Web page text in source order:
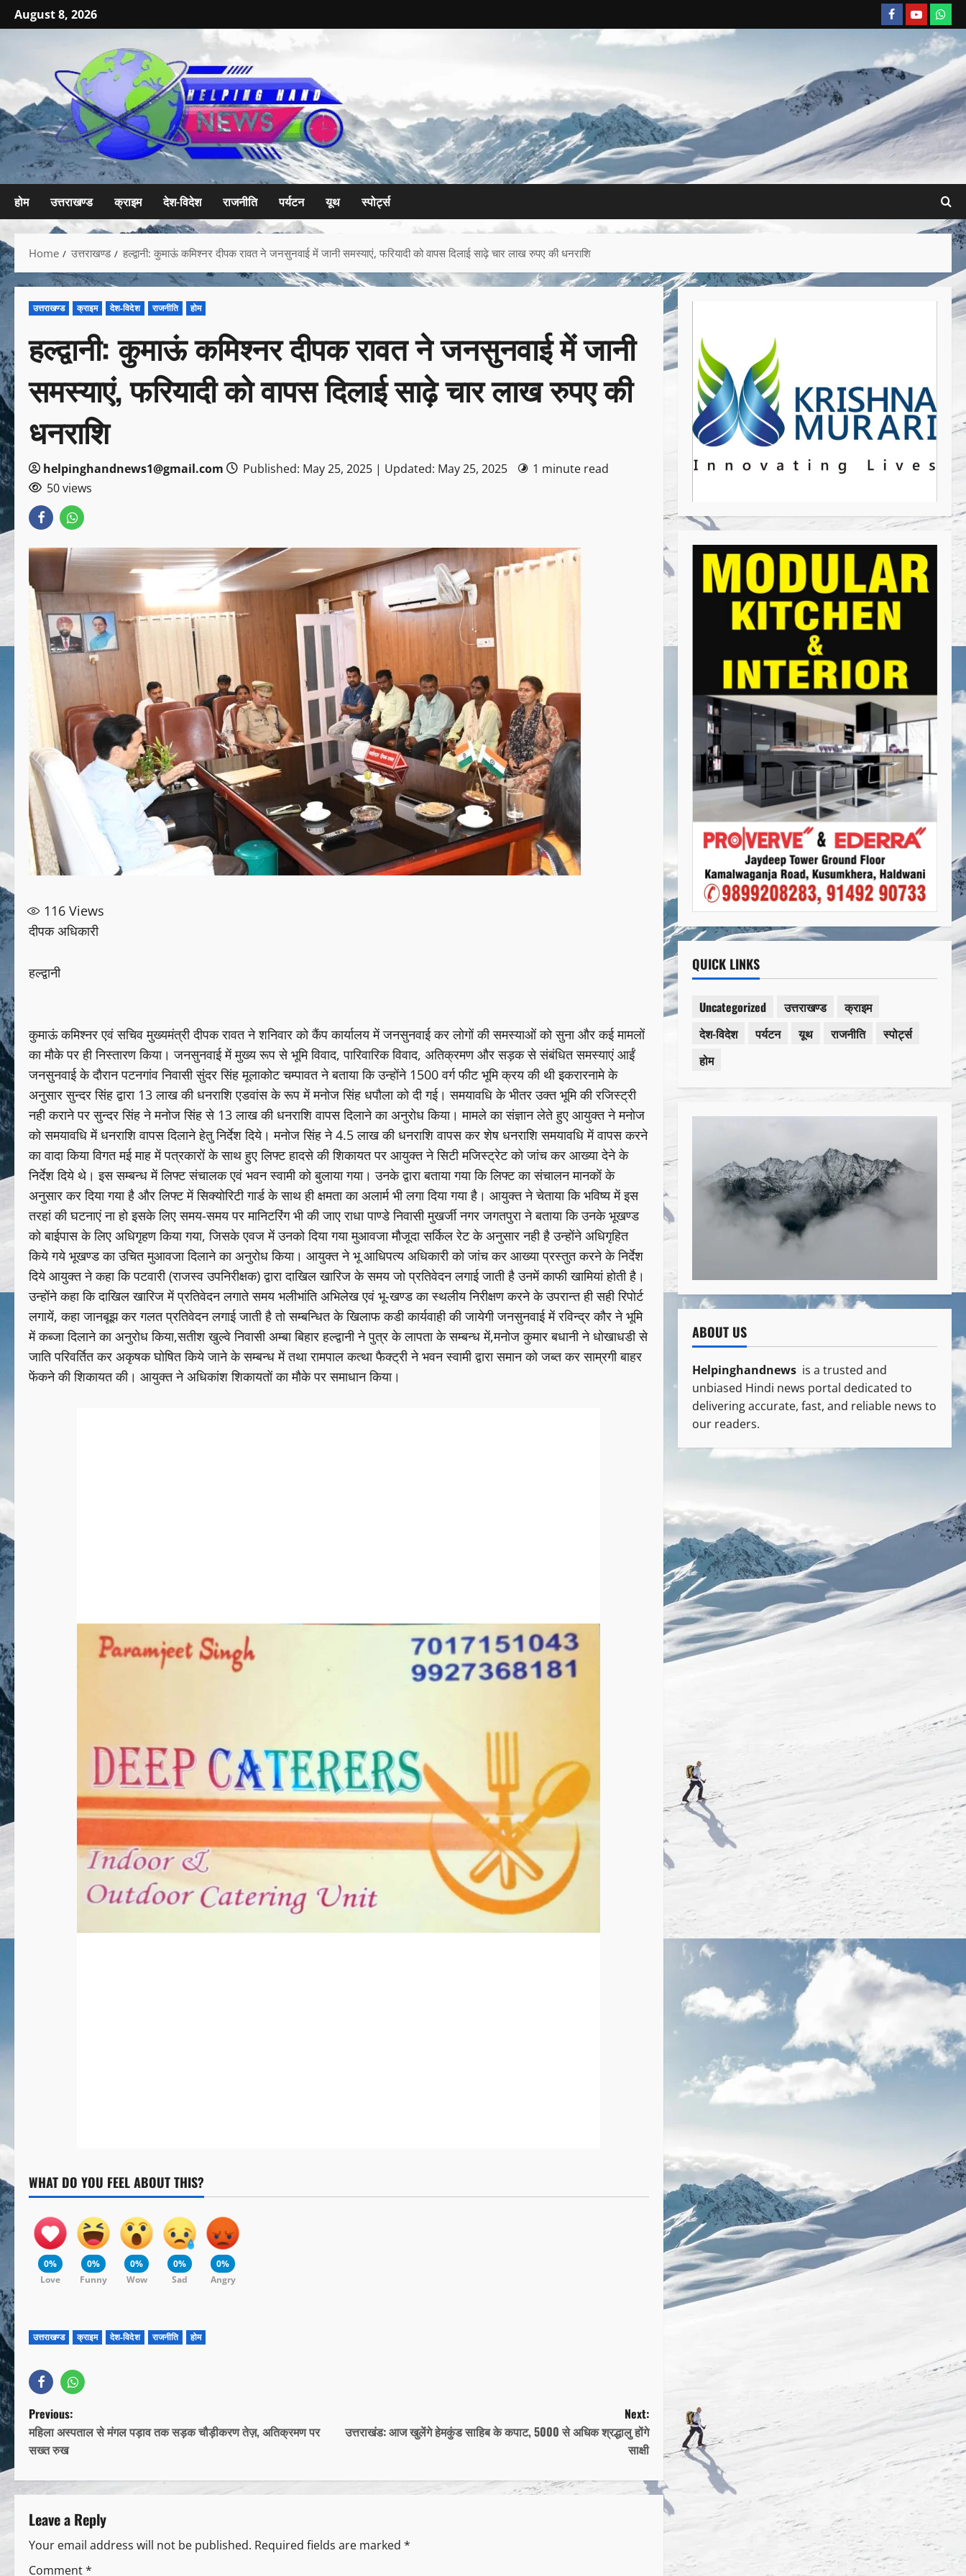
August 8, 2026
होम उत्तराखण्ड क्राइम देश-विदेश राजनीति पर्यटन यूथ स्पोर्ट्स
Home उत्तराखण्ड हल्द्वानी: कुमाऊं कमिश्नर दीपक रावत ने जनसुनवाई में जानी समस्याएं, फरियादी को वापस दिलाई साढ़े चार लाख रुपए की धनराशि
उत्तराखण्ड क्राइम देश-विदेश राजनीति होम
हल्द्वानी: कुमाऊं कमिश्नर दीपक रावत ने जनसुनवाई में जानी
समस्याएं, फरियादी को वापस दिलाई साढ़े चार लाख रुपए की
धनराशि
helpinghandnews1@gmail.com Published: May 25, 2025 | Updated: May 25, 2025
1 minute read
50 views
116 Views
दीपक अधिकारी
हल्द्वानी
कुमाऊं कमिश्नर एवं सचिव मुख्यमंत्री दीपक रावत ने शनिवार को कैंप कार्यालय में जनसुनवाई कर लोगों की समस्याओं को सुना और कई मामलों
का मौके पर ही निस्तारण किया। जनसुनवाई में मुख्य रूप से भूमि विवाद, पारिवारिक विवाद, अतिक्रमण और सड़क से संबंधित समस्याएं आईं
जनसुनवाई के दौरान पटनगांव निवासी सुंदर सिंह मूलाकोट चम्पावत ने बताया कि उन्होंने 1500 वर्ग फीट भूमि क्रय की थी इकरारनामे के
अनुसार सुन्दर सिंह द्वारा 13 लाख की धनराशि एडवांस के रूप में मनोज सिंह धपौला को दी गई। समयावधि के भीतर उक्त भूमि की रजिस्ट्री
नही कराने पर सुन्दर सिंह ने मनोज सिंह से 13 लाख की धनराशि वापस दिलाने का अनुरोध किया। मामले का संज्ञान लेते हुए आयुक्त ने मनोज
को समयावधि में धनराशि वापस दिलाने हेतु निर्देश दिये। मनोज सिंह ने 4.5 लाख की धनराशि वापस कर शेष धनराशि समयावधि में वापस करने
का वादा किया विगत मई माह में पत्रकारों के साथ हुए लिफ्ट हादसे की शिकायत पर आयुक्त ने सिटी मजिस्ट्रेट को जांच कर आख्या देने के
निर्देश दिये थे। इस सम्बन्ध में लिफ्ट संचालक एवं भवन स्वामी को बुलाया गया। उनके द्वारा बताया गया कि लिफ्ट का संचालन मानकों के
अनुसार कर दिया गया है और लिफ्ट में सिक्योरिटी गार्ड के साथ ही क्षमता का अलार्म भी लगा दिया गया है। आयुक्त ने चेताया कि भविष्य में इस
तरहां की घटनाएं ना हो इसके लिए समय-समय पर मानिटरिंग भी की जाए राधा पाण्डे निवासी मुखर्जी नगर जगतपुरा ने बताया कि उनके भूखण्ड
को बाईपास के लिए अधिगृहण किया गया, जिसके एवज में उनको दिया गया मुआवजा मौजूदा सर्किल रेट के अनुसार नही है उन्होंने अधिगृहित
किये गये भूखण्ड का उचित मुआवजा दिलाने का अनुरोध किया। आयुक्त ने भू आधिपत्य अधिकारी को जांच कर आख्या प्रस्तुत करने के निर्देश
दिये आयुक्त ने कहा कि पटवारी (राजस्व उपनिरीक्षक) द्वारा दाखिल खारिज के समय जो प्रतिवेदन लगाई जाती है उनमें काफी खामियां होती है।
उन्होंने कहा कि दाखिल खारिज में प्रतिवेदन लगाते समय भलीभांति अभिलेख एवं भू-खण्ड का स्थलीय निरीक्षण करने के उपरान्त ही सही रिपोर्ट
लगायें, कहा जानबूझ कर गलत प्रतिवेदन लगाई जाती है तो सम्बन्धित के खिलाफ कडी कार्यवाही की जायेगी जनसुनवाई में रविन्द्र कौर ने भूमि
में कब्जा दिलाने का अनुरोध किया,सतीश खुल्वे निवासी अम्बा बिहार हल्द्वानी ने पुत्र के लापता के सम्बन्ध में,मनोज कुमार बधानी ने धोखाधडी से
जाति परिवर्तित कर अकृषक घोषित किये जाने के सम्बन्ध में तथा रामपाल कत्था फैक्ट्री ने भवन स्वामी द्वारा समान को जब्त कर साम्रगी बाहर
फेंकने की शिकायत की। आयुक्त ने अधिकांश शिकायतों का मौके पर समाधान किया।
WHAT DO YOU FEEL ABOUT THIS?
0%
Love
0%
Funny
0%
Wow
0%
Sad
0%
Angry
उत्तराखण्ड क्राइम देश-विदेश राजनीति होम
Previous:
महिला अस्पताल से मंगल पड़ाव तक सड़क चौड़ीकरण तेज़, अतिक्रमण पर
सख्त रुख
Next:
उत्तराखंड: आज खुलेंगे हेमकुंड साहिब के कपाट, 5000 से अधिक श्रद्धालु होंगे
साक्षी
Leave a Reply
Your email address will not be published. Required fields are marked *
Comment*
QUICK LINKS
Uncategorized उत्तराखण्ड
क्राइम
देश-विदेश
पर्यटन यूथ राजनीति
स्पोर्ट्स
होम
ABOUT US
Helpinghandnews is a trusted and
unbiased Hindi news portal dedicated to
delivering accurate, fast, and reliable news to
our readers.